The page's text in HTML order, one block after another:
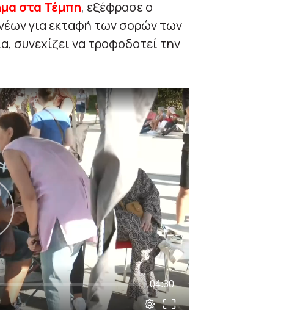
στα Τέμπη, εξέφρασε ο
για εκταφή των σορών των
συνεχίζει να τροφοδοτεί την